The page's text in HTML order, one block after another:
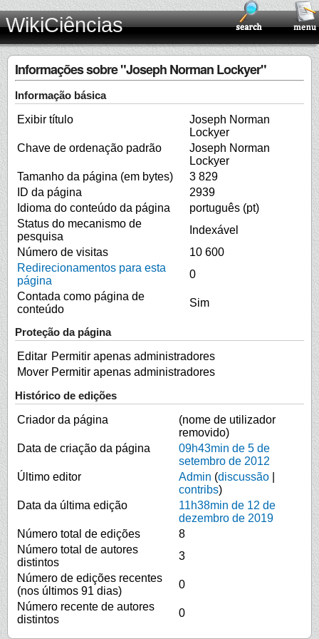
WikiCiências
Informações sobre "Joseph Norman Lockyer"
Informação básica
Exibir título
Joseph Norman
Lockyer
Chave de ordenação padrão
Joseph Norman
Lockyer
Tamanho da página (em bytes)
3 829
ID da página
2939
Idioma do conteúdo da página
português (pt)
Status do mecanismo de
pesquisa
Indexável
Número de visitas
10 600
Redirecionamentos para esta
página
0
Contada como página de
conteúdo
Sim
Proteção da página
Editar Permitir apenas administradores
Mover Permitir apenas administradores
Histórico de edições
Criador da página
(nome de utilizador
removido)
Data de criação da página
09h43min de 5 de
setembro de 2012
Último editor
Admin (discussão
contribs)
Data da última edição
11h38min de 12 de
dezembro de 2019
Número total de edições
8
Número total de autores
distintos
3
Número de edições recentes
(nos últimos 91 dias)
0
Número recente de autores
distintos
0